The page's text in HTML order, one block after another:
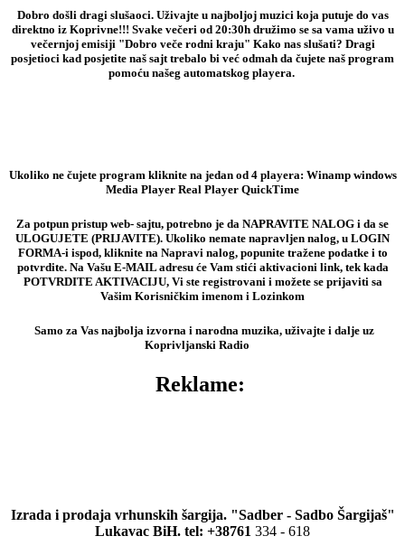
Dobro došli dragi slušaoci. Uživajte u najboljoj muzici koja putuje do vas
direktno iz Koprivne!!! Svake večeri od 20:30h družimo se sa vama uživo u
večernjoj emisiji "Dobro veče rodni kraju" Kako nas slušati? Dragi
posjetioci kad posjetite naš sajt trebalo bi već odmah da čujete naš program
pomoću našeg automatskog playera.
Ukoliko ne čujete program kliknite na jedan od 4 playera: Winamp windows
Media Player Real Player QuickTime
Za potpun pristup web- sajtu, potrebno je da NAPRAVITE NALOG i da se
ULOGUJETE (PRIJAVITE). Ukoliko nemate napravljen nalog, u LOGIN
FORMA-i ispod, kliknite na Napravi nalog, popunite tražene podatke i to
potvrdite. Na Vašu E-MAIL adresu će Vam stići aktivacioni link, tek kada
POTVRDITE AKTIVACIJU, Vi ste registrovani i možete se prijaviti sa
Vašim Korisničkim imenom i Lozinkom
Samo za Vas najbolja izvorna i narodna muzika, uživajte i dalje uz
Koprivljanski Radio
Reklame:
Izrada i prodaja vrhunskih šargija. "Sadber - Sadbo Šargijaš"
Lukavac BiH. tel: +38761 334 - 618